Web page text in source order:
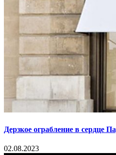
Дерзкое ограбление в
02.08.2023